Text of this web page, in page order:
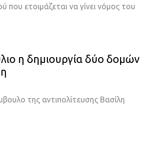
που ετοιμάζεται να γίνει νόμος του
η δημιουργία δύο δομών
της αντιπολίτευσης Βασίλη